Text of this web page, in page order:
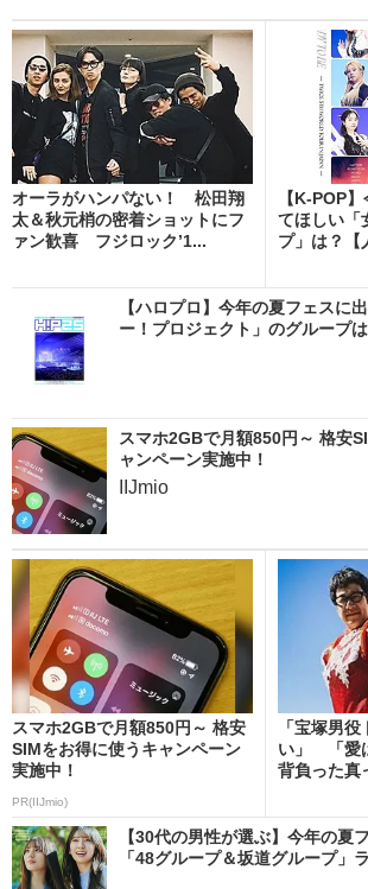
オーラがハンパない！ 松田翔
太＆秋元梢の密着ショットにフ
ァン歓喜 フジロック’1...
【K-POP
てほしい「
プ」は？【
【ハロプロ】今年の夏フェスに
ー！プロジェクト」のグループ
スマホ2GBで月額850円～ 格安
ャンペーン実施中！
IIJmio
スマホ2GBで月額850円～ 格安
SIMをお得に使うキャンペーン
実施中！
PR(IIJmio)
「宝塚男
い」 「愛
背負った真
【30代の男性が選ぶ】今年の夏
「48グループ＆坂道グループ」